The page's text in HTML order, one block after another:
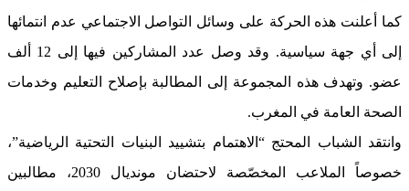
كما أعلنت هذه الحركة على وسائل التواصل الاجتماعي عدم انتمائها
إلى أي جهة سياسية. وقد وصل عدد المشاركين فيها إلى 12 ألف
عضو. وتهدف هذه المجموعة إلى المطالبة بإصلاح التعليم وخدمات
الصحة العامة في المغرب.
وانتقد الشباب المحتج “الاهتمام بتشييد البنيات التحتية الرياضية”،
خصوصاً الملاعب المخصّصة لاحتضان مونديال 2030، مطالبين